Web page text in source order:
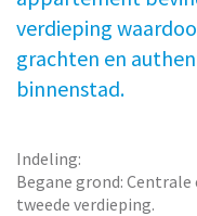
verdieping
grachten en
binnenstad.
Indeling:
Begane grond:
tweede verdieping.